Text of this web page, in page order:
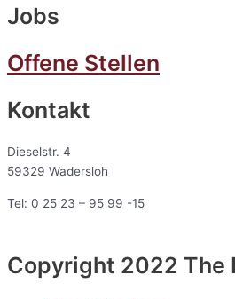
Jobs
Offene Stellen
Kontakt
Dieselstr. 4
59329 Wadersloh
Tel: 0 25 23 – 95 99 -15
Copyright 2022 The